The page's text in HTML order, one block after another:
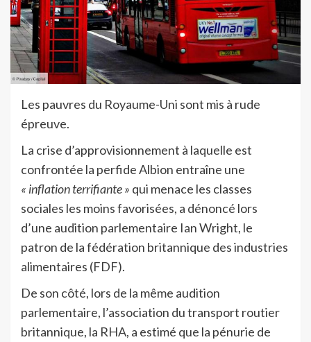
Les pauvres du Royaume-Uni sont mis à rude
épreuve.
La crise d’approvisionnement à laquelle est
confrontée la perfide Albion entraîne une
« inflation terrifiante » qui menace les classes
sociales les moins favorisées, a dénoncé lors
d’une audition parlementaire Ian Wright, le
patron de la fédération britannique des industries
alimentaires (FDF).
De son côté, lors de la même audition
parlementaire, l’association du transport routier
britannique, la RHA, a estimé que la pénurie de